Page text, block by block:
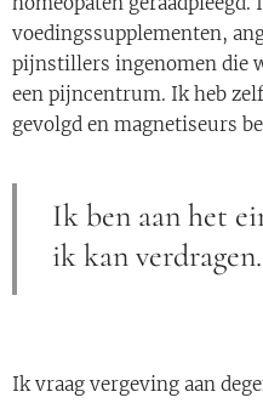
voedingssupplementen,
pijnstillers ingenomen die
een pijncentrum. Ik heb
gevolgd en magnetiseurs
Ik ben aan het
ik kan verdragen.
Ik vraag vergeving aan